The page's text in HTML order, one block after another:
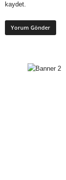
kaydet.